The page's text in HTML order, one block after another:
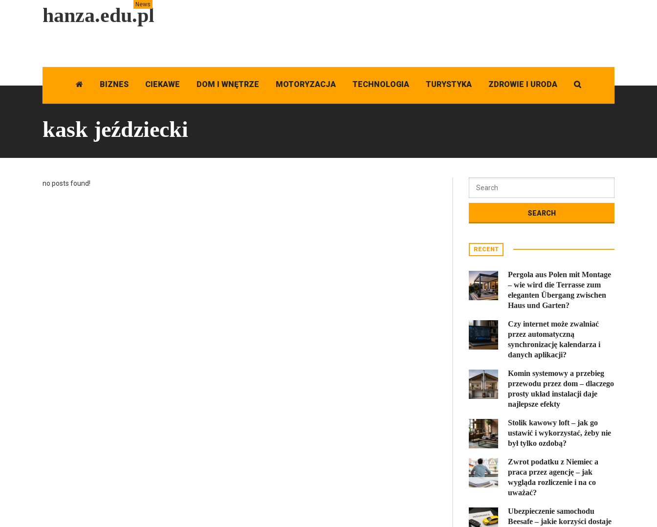
hanza.edu.pl
News
BIZNES CIEKAWE DOM I WNĘTRZE MOTORYZACJA TECHNOLOGIA TURYSTYKA ZDROWIE I URODA
kask jeździecki
no posts found!
RECENT
Pergola aus Polen mit Montage
– wie wird die Terrasse zum
eleganten Übergang zwischen
Haus und Garten?
Czy internet może zwalniać
przez automatyczną
synchronizację kalendarza i
danych aplikacji?
Komin systemowy a przebieg
przewodu przez dom – dlaczego
prosty układ instalacji daje
najlepsze efekty
Stolik kawowy loft – jak go
ustawić i wykorzystać, żeby nie
był tylko ozdobą?
Zwrot podatku z Niemiec a
praca przez agencję – jak
wygląda rozliczenie i na co
uważać?
Ubezpieczenie samochodu
Beesafe – jakie korzyści dostaje